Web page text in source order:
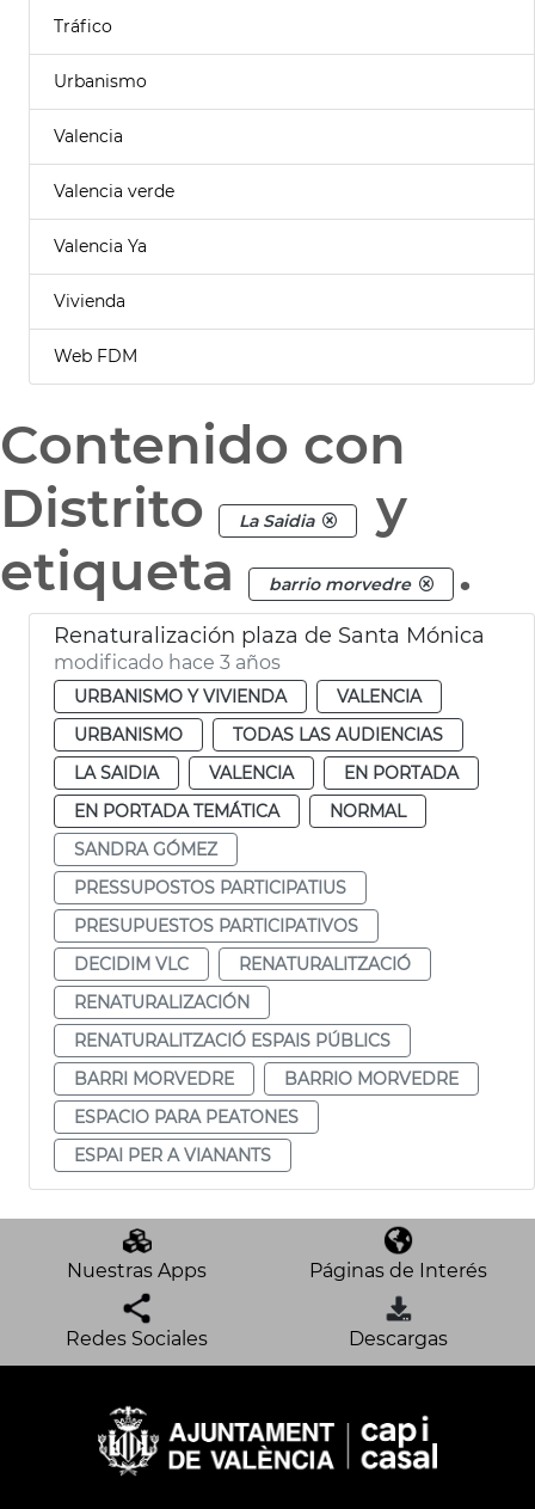
Tráfico
Urbanismo
Valencia
Valencia verde
Valencia Ya
Vivienda
Web FDM
Contenido con
Distrito
La Saidia
y
etiqueta
barrio morvedre .
Renaturalización plaza de Santa Mónica
modificado hace 3 años
URBANISMO Y VIVIENDA
VALENCIA
URBANISMO
TODAS LAS AUDIENCIAS
LA SAIDIA
VALENCIA
EN PORTADA
EN PORTADA TEMÁTICA
NORMAL
SANDRA GÓMEZ
PRESSUPOSTOS PARTICIPATIUS
PRESUPUESTOS PARTICIPATIVOS
DECIDIM VLC
RENATURALITZACIÓ
RENATURALIZACIÓN
RENATURALITZACIÓ ESPAIS PÚBLICS
BARRI MORVEDRE
BARRIO MORVEDRE
ESPACIO PARA PEATONES
ESPAI PER A VIANANTS
Nuestras Apps Páginas de Interés
Redes Sociales Descargas